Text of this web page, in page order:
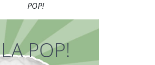
POP!
LA POP!